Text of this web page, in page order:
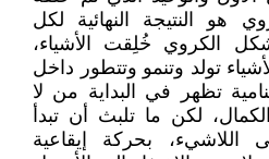
هو النتيجة النهائية لكل
الكروي خُلِقت الأشياء،
تولد وتنمو وتتطور داخل
تظهر في البداية من لا
لكن ما تلبث أن تبدأ
اللاشيء، بحركة إيقاعية